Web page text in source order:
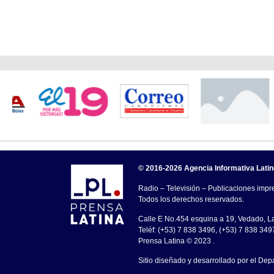
© 2016-2026 Agencia Informativa
Radio – Televisión – Publicaciones
Todos los derechos reservados.
Calle E No.454 esquina a 19, Vedado,
Teléf: (+53) 7 838 3496, (+53) 7 838
Prensa Latina © 2023 .
Sitio diseñado y desarrollado por el